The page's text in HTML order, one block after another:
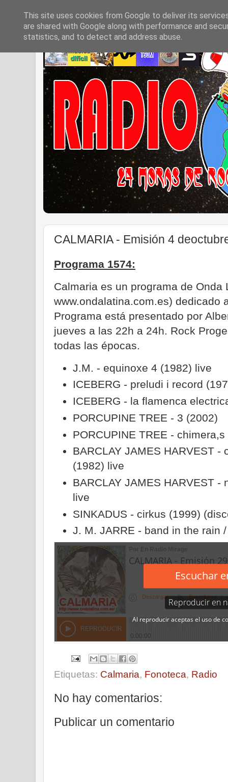
CALMARIA - Emisión 4
Programa 1574:
Calmaria es un programa de Onda
www.ondalatina.com.es) dedicado
Programa está presentado por
jueves a las 22h a 24h. Rock
todas las épocas.
J.M. - equinoxe 4 (1982) live
ICEBERG - preludi i record
ICEBERG - la flamenca
PORCUPINE TREE - 3 (2002)
PORCUPINE TREE -
BARCLAY JAMES HARVEST -
(1982) live
BARCLAY JAMES HARVEST -
live
SINKADUS - cirkus (1999)
J. M. JARRE - band in the rain
Etiquetas: Calmaria, Fonoteca, Radio
No hay comentarios:
Publicar un comentario
This site uses cookies from Google to deliver its
are shared with Google along with performance and
statistics, and to detect and address abuse.